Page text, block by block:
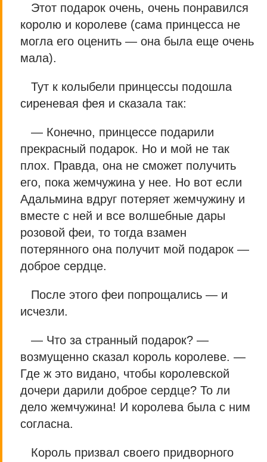
Этот подарок очень, очень понравился
королю и королеве (сама принцесса не
могла его оценить — она была еще очень
мала).
Тут к колыбели принцессы подошла
сиреневая фея и сказала так:
— Конечно, принцессе подарили
прекрасный подарок. Но и мой не так
плох. Правда, она не сможет получить
его, пока жемчужина у нее. Но вот если
Адальмина вдруг потеряет жемчужину и
вместе с ней и все волшебные дары
розовой феи, то тогда взамен
потерянного она получит мой подарок —
доброе сердце.
После этого феи попрощались — и
исчезли.
— Что за странный подарок? —
возмущенно сказал король королеве. —
Где ж это видано, чтобы королевской
дочери дарили доброе сердце? То ли
дело жемчужина! И королева была с ним
согласна.
Король призвал своего придворного